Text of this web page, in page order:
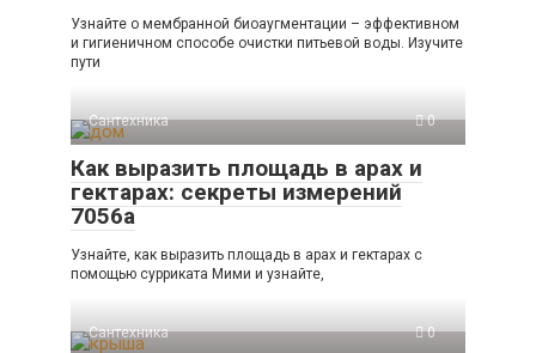
Узнайте о мембранной биоаугментации – эффективном
и гигиеничном способе очистки питьевой воды. Изучите
пути
Сантехника 0
Как выразить площадь в арах и
гектарах: секреты измерений
7056а
Узнайте, как выразить площадь в арах и гектарах с
помощью сурриката Мими и узнайте,
Сантехника 0